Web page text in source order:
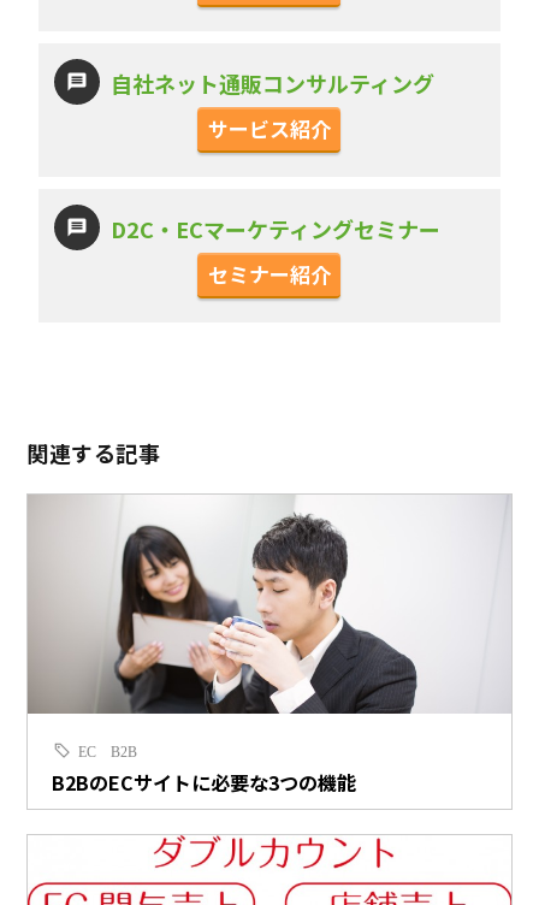
自社ネット通販コンサルティング
サービス紹介
D2C・ECマーケティングセミナー
セミナー紹介
関連する記事
EC B2B
B2BのECサイトに必要な3つの機能